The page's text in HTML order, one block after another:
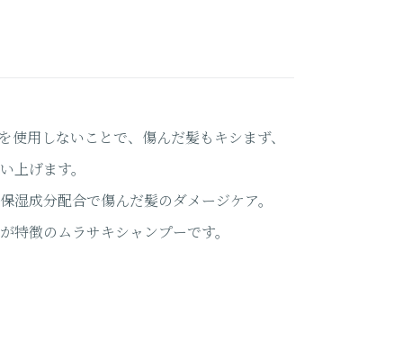
使用しないことで、傷んだ髪もキシまず、
上げます。
湿成分配合で傷んだ髪のダメージケア。
特徴のムラサキシャンプーです。